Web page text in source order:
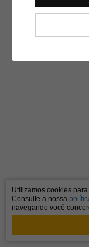
Utilizamos cookies
Consulte a nossa
navegando você